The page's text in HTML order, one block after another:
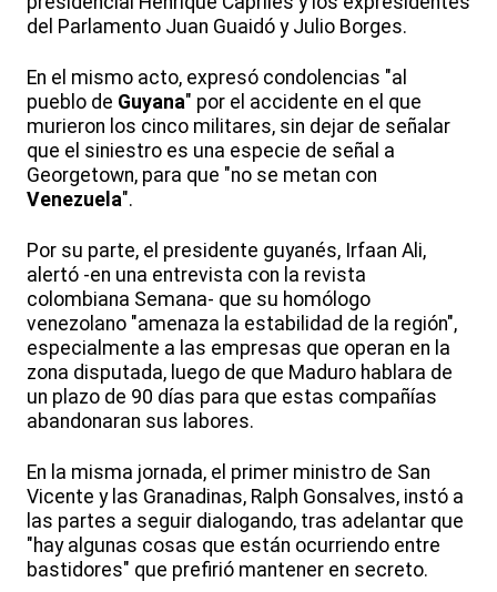
del Parlamento Juan Guaidó y Julio Borges.
En el mismo acto, expresó condolencias "al
pueblo de Guyana" por el accidente en el que
murieron los cinco militares, sin dejar de señalar
que el siniestro es una especie de señal a
Georgetown, para que "no se metan con
Venezuela".
Por su parte, el presidente guyanés, Irfaan Ali,
alertó -en una entrevista con la revista
colombiana Semana- que su homólogo
venezolano "amenaza la estabilidad de la región",
especialmente a las empresas que operan en la
zona disputada, luego de que Maduro hablara de
un plazo de 90 días para que estas compañías
abandonaran sus labores.
En la misma jornada, el primer ministro de San
Vicente y las Granadinas, Ralph Gonsalves, instó a
las partes a seguir dialogando, tras adelantar que
"hay algunas cosas que están ocurriendo entre
bastidores" que prefirió mantener en secreto.